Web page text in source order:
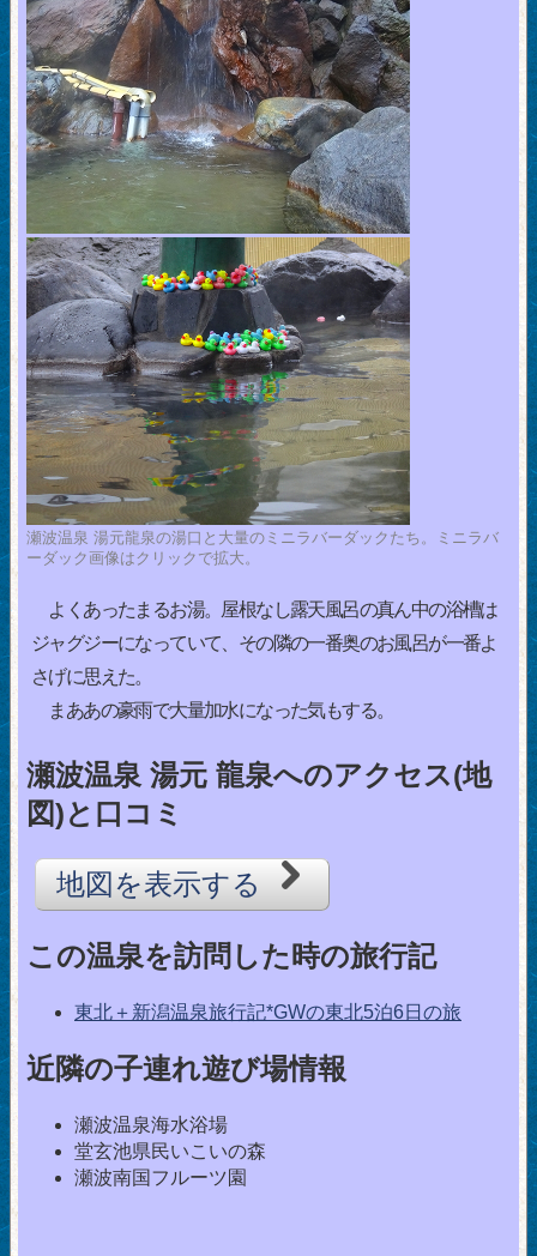
瀬波温泉 湯元龍泉の湯口と大量のミニラバーダックたち。ミニラバ
ーダック画像はクリックで拡大。
よくあったまるお湯。屋根なし露天風呂の真ん中の浴槽は
ジャグジーになっていて、その隣の一番奥のお風呂が一番よ
さげに思えた。
まああの豪雨で大量加水になった気もする。
瀬波温泉 湯元 龍泉へのアクセス(地
図)と口コミ
地図を表示する
この温泉を訪問した時の旅行記
東北＋新潟温泉旅行記*GWの東北5泊6日の旅
近隣の子連れ遊び場情報
瀬波温泉海水浴場
堂玄池県民いこいの森
瀬波南国フルーツ園